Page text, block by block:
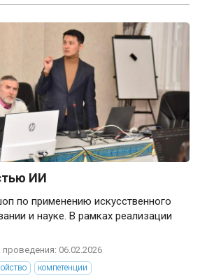
ИИ
по применению искусственного
и науке. В рамках реализации
проведения: 06.02.2026
компетенции